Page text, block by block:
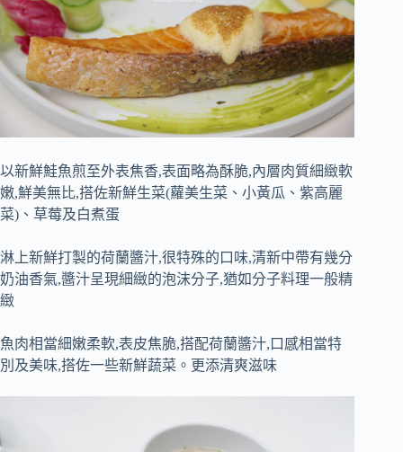
以新鮮鮭魚煎至外表焦香,表面略為酥脆,內層肉質細緻軟
嫩,鮮美無比,搭佐新鮮生菜(蘿美生菜、小黃瓜、紫高麗
菜)、草莓及白煮蛋
淋上新鮮打製的荷蘭醬汁,很特殊的口味,清新中帶有幾分
奶油香氣,醬汁呈現細緻的泡沫分子,猶如分子料理一般精
緻
魚肉相當細嫩柔軟,表皮焦脆,搭配荷蘭醬汁,口感相當特
別及美味,搭佐一些新鮮蔬菜。更添清爽滋味